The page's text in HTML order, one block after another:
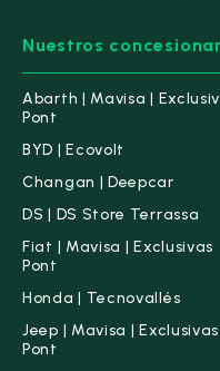
Nuestros
Abarth | Mavisa |
Pont
BYD | Ecovolt
Changan | Deepcar
DS | DS Store Terrassa
Fiat | Mavisa | Exclusivas
Pont
Honda | Tecnovallés
Jeep | Mavisa | Exclusivas
Pont